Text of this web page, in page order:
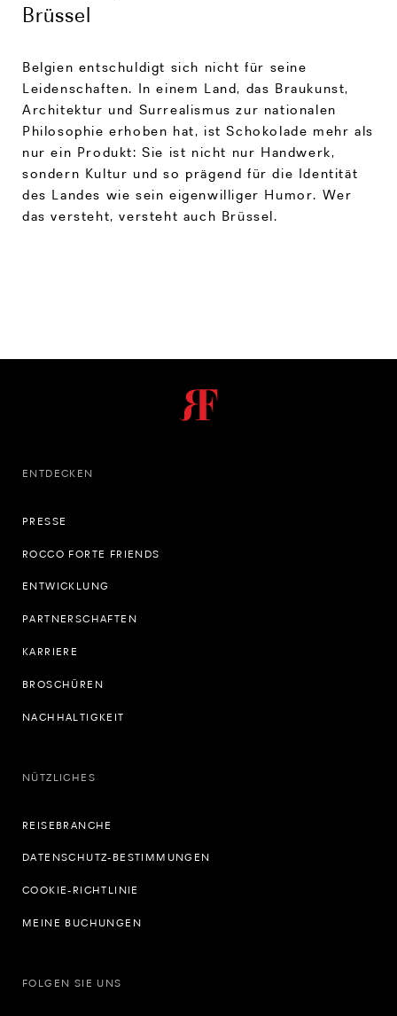
Brüssel
Belgien entschuldigt sich nicht für seine
Leidenschaften. In einem Land, das Braukunst,
Architektur und Surrealismus zur nationalen
Philosophie erhoben hat, ist Schokolade mehr als
nur ein Produkt: Sie ist nicht nur Handwerk,
sondern Kultur und so prägend für die Identität
des Landes wie sein eigenwilliger Humor. Wer
das versteht, versteht auch Brüssel.
ENTDECKEN
PRESSE
ROCCO FORTE FRIENDS
ENTWICKLUNG
PARTNERSCHAFTEN
KARRIERE
BROSCHÜREN
NACHHALTIGKEIT
NÜTZLICHES
REISEBRANCHE
DATENSCHUTZ-BESTIMMUNGEN
COOKIE-RICHTLINIE
MEINE BUCHUNGEN
FOLGEN SIE UNS